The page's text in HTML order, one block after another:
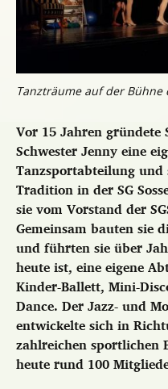
Tanzträume auf der Bühne
Vor 15 Jahren
Schwester Jenny eine
Tanzsportabteilung
Tradition in der SG
sie vom Vorstand der
Gemeinsam bauten sie
und führten sie über
heute ist, eine eigene
Kinder-Ballett, Mini-
Dance. Der Jazz- und
entwickelte sich in
zahlreichen sportlichen
heute rund 100